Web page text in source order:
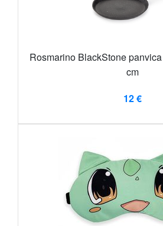
Rosmarino BlackStone
cm
12 €